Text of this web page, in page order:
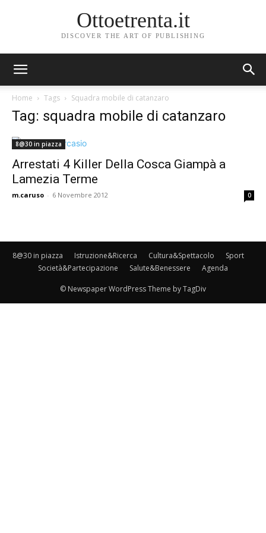
Ottoetrenta.it
DISCOVER THE ART OF PUBLISHING
Home Tags Squadra mobile di catanzaro
Tag: squadra mobile di catanzaro
8@30 in piazza
Arrestati 4 Killer Della Cosca Giampà a
Lamezia Terme
m.caruso - 6 Novembre 2012 0
8@30 in piazza Istruzione&Ricerca Cultura&Spettacolo
Sport
Società&Partecipazione
Salute&Benessere Agenda
© Newspaper WordPress Theme by TagDiv